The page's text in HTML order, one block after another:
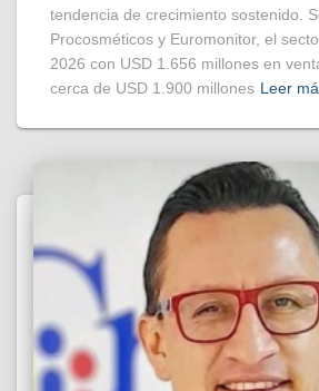
tendencia de crecimiento sostenido.
Procosméticos y Euromonitor, el
2026 con USD 1.656 millones en
cerca de USD 1.900 millones Leer